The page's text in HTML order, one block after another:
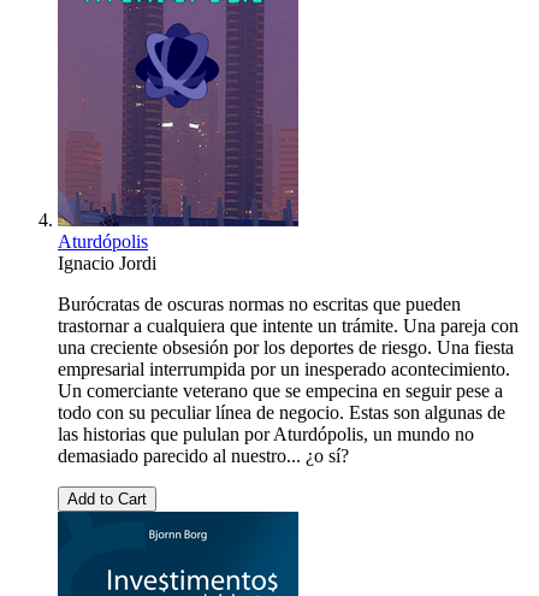
Aturdópolis
Ignacio Jordi
Burócratas de oscuras normas no escritas que pueden
trastornar a cualquiera que intente un trámite. Una pareja con
una creciente obsesión por los deportes de riesgo. Una fiesta
empresarial interrumpida por un inesperado acontecimiento.
Un comerciante veterano que se empecina en seguir pese a
todo con su peculiar línea de negocio. Estas son algunas de
las historias que pululan por Aturdópolis, un mundo no
demasiado parecido al nuestro... ¿o sí?
Add to Cart